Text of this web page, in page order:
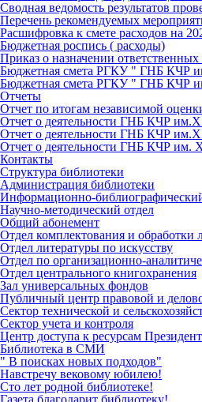
Сводная ведомость результатов
Перечень рекомендуемых
Расшифровка к смете расходов на
Бюджетная роспись ( расходы)
Приказ о назначении
Бюджетная смета РГКУ " ГНБ КЧР
Бюджетная смета РГКУ " ГНБ КЧР
Отчеты
Отчет по итогам независимой
Отчет о деятельности ГНБ КЧР
Отчет о деятельности ГНБ КЧР
Отчет о деятельности ГНБ КЧР им.
Контакты
Структура библиотеки
Администрация библиотеки
Информационно-
Научно-методический отдел
Общий абонемент
Отдел комплектования и обработки
Отдел литературы по искусству
Отдел по организационно-
Отдел центрального книгохранения
Зал универсальных фондов
Публичный центр правовой и
Сектор технической и
Сектор учета и контроля
Центр доступа к ресурсам
Библиотека в СМИ
" В поисках новых подходов"
Навстречу вековому юбилею!
Сто лет родной библиотеке!
Газета благодарит библиотеку!